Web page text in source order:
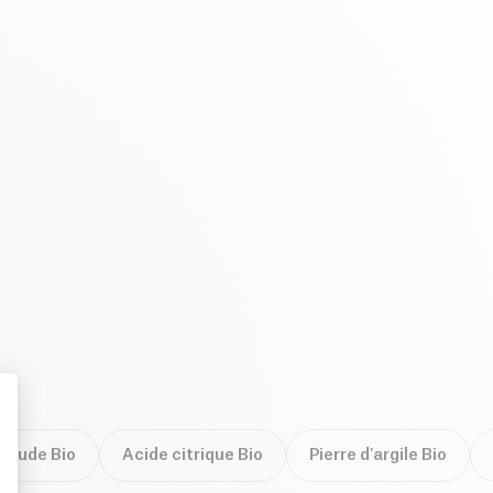
Bio Acide citrique Bio Pierre d'argile Bio